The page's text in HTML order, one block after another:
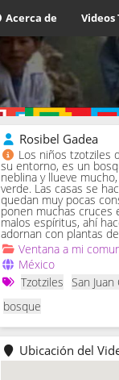
Acerca de
Rosibel Gadea
Los niños tzotziles
su entorno, es un
neblina y llueve
verde. Las casas se
quedan muy pocas
ponen muchas cruces
malos espíritus, ahí
adornan con plantas
Ventana a mi
México
Tzotziles San
bosque
Ubicación del